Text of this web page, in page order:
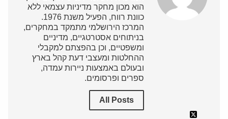
הוא מכון מחקר מדיניות עצמאי ללא
כוונת רווח, הפעיל משנת 1976.
המרכז הירושלמי מתמקד במחקרים,
בניתוחים אסטרטגיים, מדיניים
ומשפטיים, וכן בהפצתם למקבלי
ההחלטות ומעצבי דעת קהל בארץ
ובעולם באמצעות ניירות עמדה,
ספרים ופרסומים.
All Posts